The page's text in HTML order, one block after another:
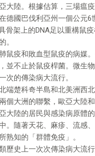
大陸。根據估算，三場瘟
德國巴伐利亞州一個公元
骨架上的DNA足以重構鼠
。
鼠疫和敗血型鼠疫的病媒
並不止於鼠疫桿菌。微生
次的傳染病大流行。
端楚科奇半島和北美洲西
個大洲的聯繫，歐亞大陸
大陸的居民與感染病原體
。隨著天花、麻疹、流感
熟知的「群體免疫」。
歷史上一次次傳染病大流